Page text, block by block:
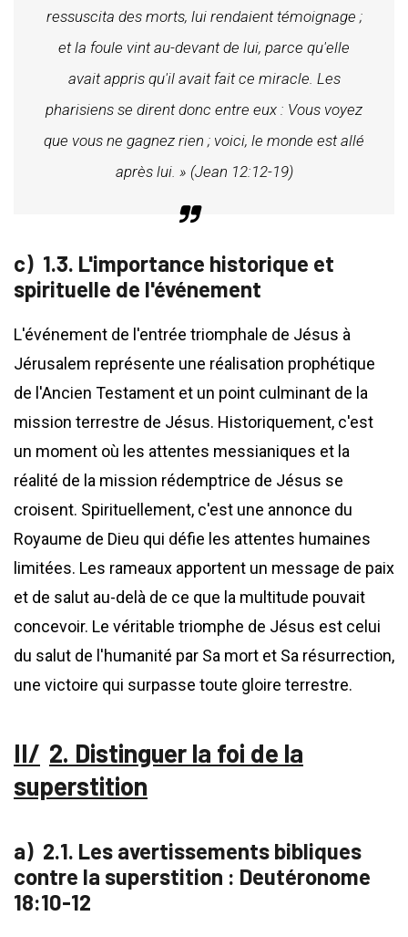
ressuscita des morts, lui rendaient témoignage ;
et la foule vint au-devant de lui, parce qu'elle
avait appris qu'il avait fait ce miracle. Les
pharisiens se dirent donc entre eux : Vous voyez
que vous ne gagnez rien ; voici, le monde est allé
après lui. » (Jean 12:12-19)
1.3. L'importance historique et
spirituelle de l'événement
L'événement de l'entrée triomphale de Jésus à
Jérusalem représente une réalisation prophétique
de l'Ancien Testament et un point culminant de la
mission terrestre de Jésus. Historiquement, c'est
un moment où les attentes messianiques et la
réalité de la mission rédemptrice de Jésus se
croisent. Spirituellement, c'est une annonce du
Royaume de Dieu qui défie les attentes humaines
limitées. Les rameaux apportent un message de paix
et de salut au-delà de ce que la multitude pouvait
concevoir. Le véritable triomphe de Jésus est celui
du salut de l'humanité par Sa mort et Sa résurrection,
une victoire qui surpasse toute gloire terrestre.
2. Distinguer la foi de la
superstition
2.1. Les avertissements bibliques
contre la superstition : Deutéronome
18:10-12